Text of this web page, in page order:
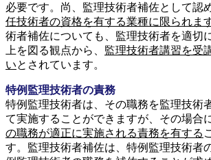
必要です。尚、監理技術者補佐として認
任技術者の資格を有する業種に限られま
術者補佐についても、監理技術者を適切
上を図る観点から、 監理技術者講習を受
いとされています。
特例監理技術者の責務
特例監理技術者は、その職務を監理技術
て実施することができますが、その場合
の職務が適正に実施される責務を有する
す。監理技術者補佐は、特例監理技術者